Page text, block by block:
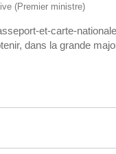
(Premier ministre)
et-carte-
dans la grande